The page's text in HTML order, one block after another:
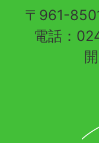
〒961-
電話：